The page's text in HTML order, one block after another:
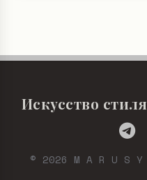
Искусство
© 2026 M A R U S Y